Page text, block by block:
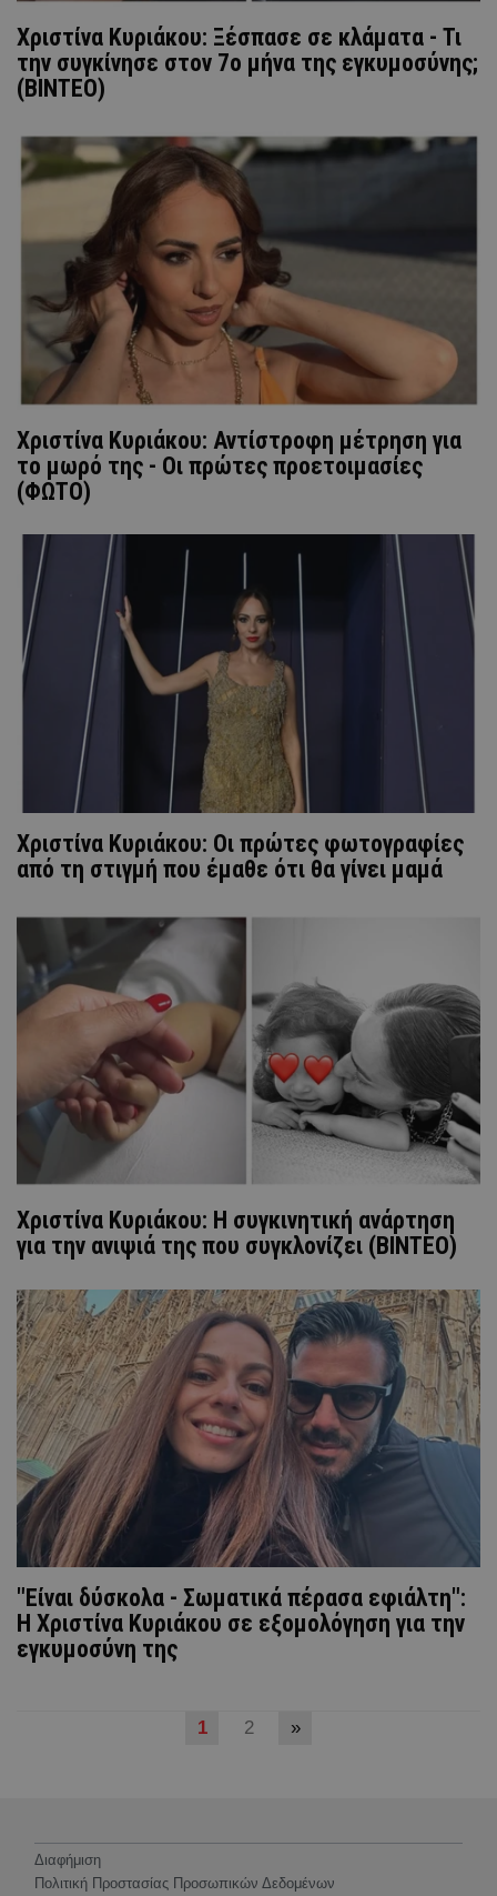
Χριστίνα Κυριάκου: Ξέσπασε σε κλάματα - Τι
την συγκίνησε στον 7ο μήνα της εγκυμοσύνης;
(ΒΙΝΤΕΟ)
Χριστίνα Κυριάκου: Αντίστροφη μέτρηση για
το μωρό της - Οι πρώτες προετοιμασίες
(ΦΩΤΟ)
Χριστίνα Κυριάκου: Οι πρώτες φωτογραφίες
από τη στιγμή που έμαθε ότι θα γίνει μαμά
Χριστίνα Κυριάκου: Η συγκινητική ανάρτηση
για την ανιψιά της που συγκλονίζει (ΒΙΝΤΕΟ)
"Είναι δύσκολα - Σωματικά πέρασα εφιάλτη":
Η Χριστίνα Κυριάκου σε εξομολόγηση για την
εγκυμοσύνη της
1 2 »
Διαφήμιση
Πολιτική Προστασίας Προσωπικών Δεδομένων